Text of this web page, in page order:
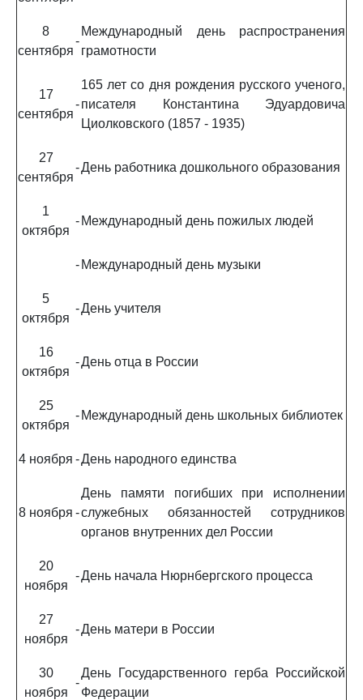
8
сентября
-
Международный день распространения
грамотности
17
сентября
-
165 лет со дня рождения русского ученого,
писателя Константина Эдуардовича
Циолковского (1857 - 1935)
27
сентября
-День работника дошкольного образования
1
октября
- Международный день пожилых людей
- Международный день музыки
5
октября
-День учителя
16
октября
-День отца в России
25
октября
- Международный день школьных библиотек
4 ноября -День народного единства
8 ноября -
День памяти погибших при исполнении
служебных обязанностей сотрудников
органов внутренних дел России
20
ноября
-День начала Нюрнбергского процесса
27
ноября
-День матери в России
30
ноября
-
День Государственного герба Российской
Федерации